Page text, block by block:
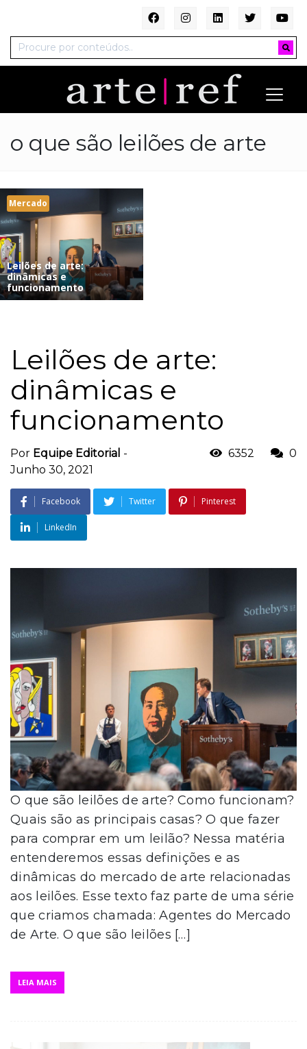
o que são leilões de arte
Mercado
Leilões de arte:
dinâmicas e
funcionamento
Leilões de arte:
dinâmicas e
funcionamento
Por Equipe Editorial -
Junho 30, 2021
6352 0
Facebook Twitter Pinterest
LinkedIn
O que são leilões de arte? Como funcionam?
Quais são as principais casas? O que fazer
para comprar em um leilão? Nessa matéria
entenderemos essas definições e as
dinâmicas do mercado de arte relacionadas
aos leilões. Esse texto faz parte de uma série
que criamos chamada: Agentes do Mercado
de Arte. O que são leilões […]
LEIA MAIS